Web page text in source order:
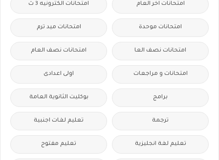
امتحانات اخر العام امتحانات الكترونيه 3 ث
امتحانات موحدة امتحانات ميد ترم
امتحانات نصف العا امتحانات نصف العام
امتحانات و مراجعات اولى اعدادى
برامج بوكليت الثانوية العامة
ترجمة تعليم لغات اجنبية
تعليم لغة انجليزية تعليم مفتوح